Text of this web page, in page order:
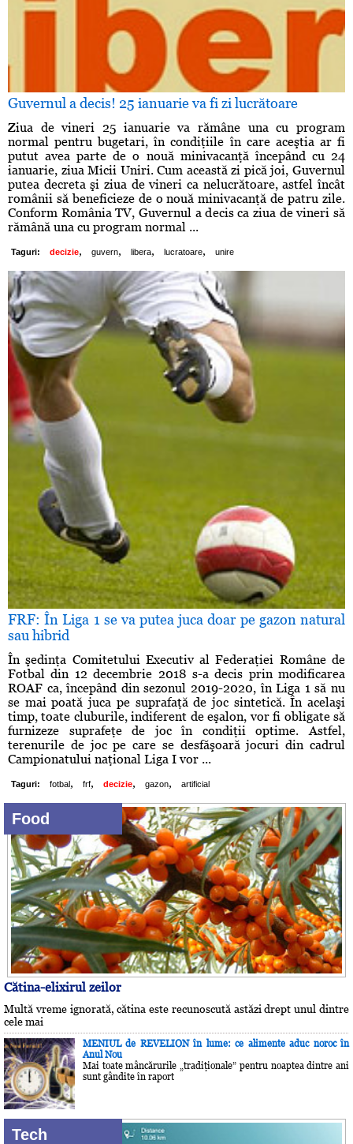
Guvernul a decis! 25 ianuarie va fi zi lucrătoare
Ziua de vineri 25 ianuarie va rămâne una cu program
normal pentru bugetari, în condiţiile în care aceştia ar fi
putut avea parte de o nouă minivacanţă începând cu 24
ianuarie, ziua Micii Uniri. Cum această zi pică joi, Guvernul
putea decreta şi ziua de vineri ca nelucrătoare, astfel încât
românii să beneficieze de o nouă minivacanţă de patru zile.
Conform România TV, Guvernul a decis ca ziua de vineri să
rămână una cu program normal ...
Taguri: decizie, guvern, libera, lucratoare, unire
FRF: În Liga 1 se va putea juca doar pe gazon natural
sau hibrid
În şedinţa Comitetului Executiv al Federaţiei Române de
Fotbal din 12 decembrie 2018 s-a decis prin modificarea
ROAF ca, începând din sezonul 2019-2020, în Liga 1 să nu
se mai poată juca pe suprafaţă de joc sintetică. În acelaşi
timp, toate cluburile, indiferent de eşalon, vor fi obligate să
furnizeze suprafeţe de joc în condiţii optime. Astfel,
terenurile de joc pe care se desfăşoară jocuri din cadrul
Campionatului naţional Liga I vor ...
Taguri: fotbal , frf, decizie, gazon, artificial
Food
Cătina-elixirul zeilor
Multă vreme ignorată, cătina este recunoscută astăzi drept unul dintre
cele mai
MENIUL de REVELION în lume: ce alimente aduc noroc în
Anul Nou
Mai toate mâncărurile „tradiţionale” pentru noaptea dintre ani
sunt gândite în raport
Tech